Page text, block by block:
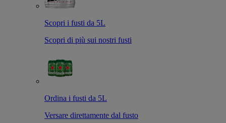
Scopri i fusti da 5L
Scopri di più sui nostri fusti
Ordina i fusti da 5L
Versare direttamente dal fusto